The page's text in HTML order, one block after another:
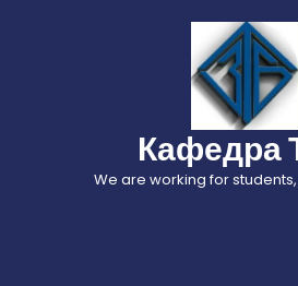
Кафедра
We are working for